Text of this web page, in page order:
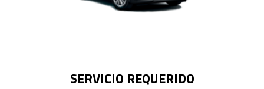
SERVICIO REQUERIDO